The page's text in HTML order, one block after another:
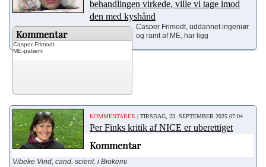
behandlingen virkede, ville vi tage imod
den med kyshånd
Kommentar
Casper Frimodt
ME-patient
Casper Frimodt, uddannet ingeniør
og ramt af ME, har ligg
KOMMENTARER | TIRSDAG, 23. SEPTEMBER 2025 07:04
Per Finks kritik af NICE er uberettiget
Kommentar
Vibeke Vind, cand. scient. i Biokemi